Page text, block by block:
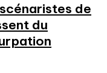
de
du